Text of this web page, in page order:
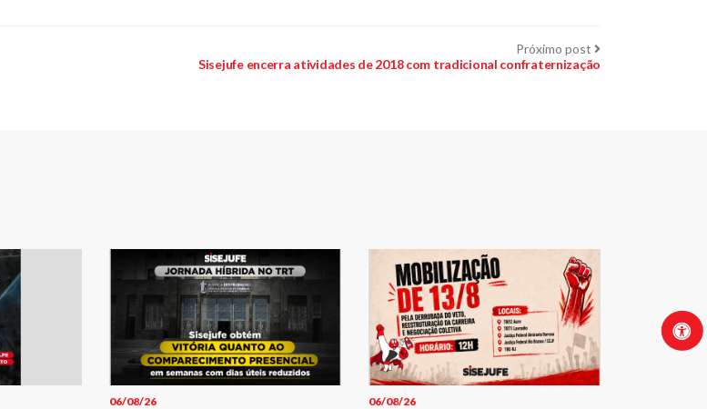
Próximo post Próximo
Sisejufe encerra atividades de 2018 com tradicional confraternização
06/08/26 06/08/26